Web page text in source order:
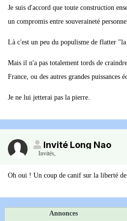
Je suis d'accord que toute construction
un compromis entre souveraineté
Là c'est un peu du populisme de flatter
Mais il n'a pas totalement tords de
France, ou des autres grandes puissances
Je ne lui jetterai pas la pierre.
Invité Long Nao
Invités,
Oh oui ! Un coup de canif sur la liberté
Annonces